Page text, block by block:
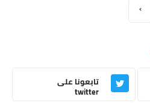
›
تابعونا على
twitter